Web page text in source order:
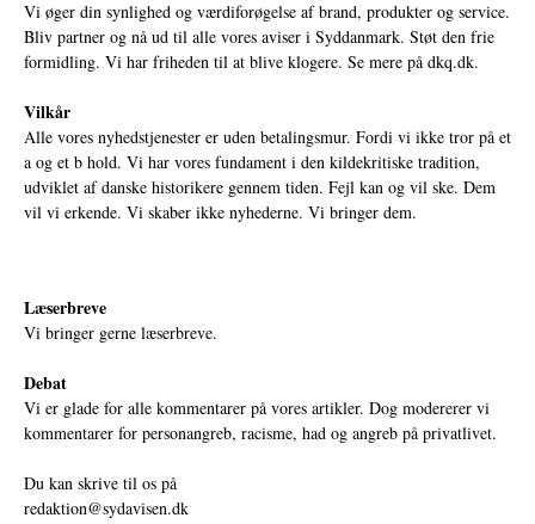
Vi øger din synlighed og værdiforøgelse af brand, produkter og service.
Bliv partner og nå ud til alle vores aviser i Syddanmark. Støt den frie
formidling. Vi har friheden til at blive klogere. Se mere på dkq.dk.
Vilkår
Alle vores nyhedstjenester er uden betalingsmur. Fordi vi ikke tror på et
a og et b hold. Vi har vores fundament i den kildekritiske tradition,
udviklet af danske historikere gennem tiden. Fejl kan og vil ske. Dem
vil vi erkende. Vi skaber ikke nyhederne. Vi bringer dem.
Læserbreve
Vi bringer gerne læserbreve.
Debat
Vi er glade for alle kommentarer på vores artikler. Dog modererer vi
kommentarer for personangreb, racisme, had og angreb på privatlivet.
Du kan skrive til os på
redaktion@sydavisen.dk